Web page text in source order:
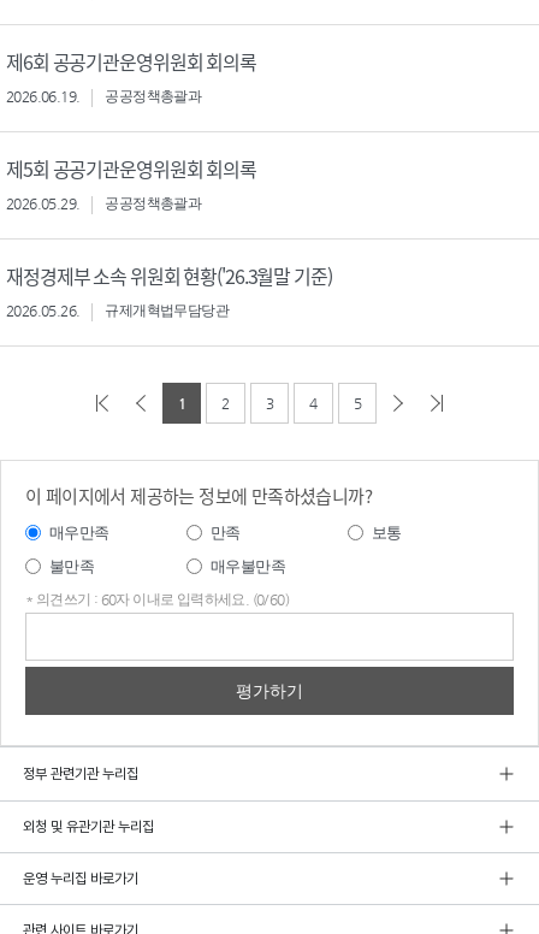
제6회 공공기관운영위원회 회의록
2026.06.19. 공공정책총괄과
제5회 공공기관운영위원회 회의록
2026.05.29. 공공정책총괄과
재정경제부 소속 위원회 현황('26.3월말 기준)
2026.05.26. 규제개혁법무담당관
1 2 3 4 5
이 페이지에서 제공하는 정보에 만족하셨습니까?
매우만족 만족
보통
불만족
매우불만족
* 의견쓰기 : 60자 이내로 입력하세요. (0/60)
정부 관련기관 누리집
외청 및 유관기관 누리집
운영 누리집 바로가기
관련 사이트 바로가기